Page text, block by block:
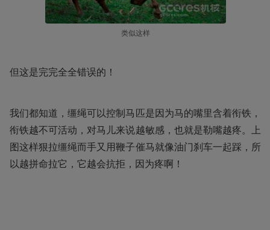
类似这样
但这是完完全全错误的！
我们都知道，缰绳可以控制马匹是因为马的嘴里含着衔铁，
衔铁越不可活动，对马儿来说越敏感，也就是勒嘴越疼。上
图这样狠拉缰绳而手又用鞭子催马就像油门刹车一起踩，所
以越拼命拉它，它越会抗拒，因为疼啊！